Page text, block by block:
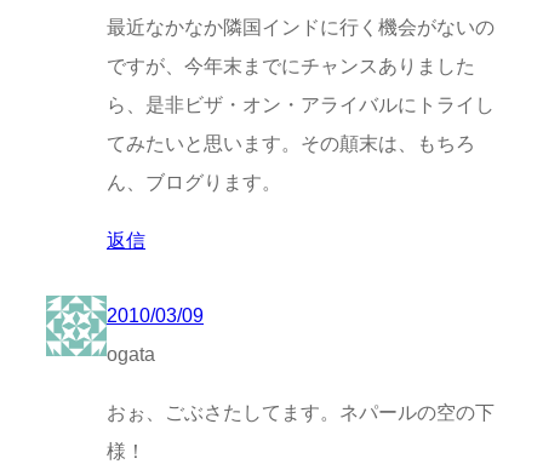
最近なかなか隣国インドに行く機会がないの
ですが、今年末までにチャンスありました
ら、是非ビザ・オン・アライバルにトライし
てみたいと思います。その顛末は、もちろ
ん、ブログります。
返信
2010/03/09
ogata
おぉ、ごぶさたしてます。ネパールの空の下
様！